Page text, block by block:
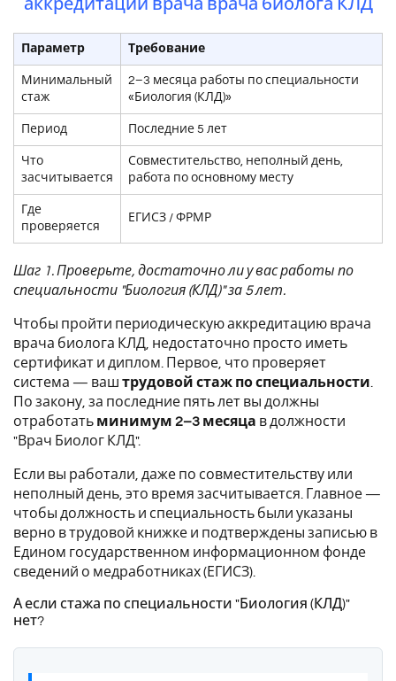
аккредитации врача врача биолога КЛД
Параметр Требование
Минимальный
стаж
2–3 месяца работы по специальности
«Биология (КЛД)»
Период Последние 5 лет
Что
засчитывается
Совместительство, неполный день,
работа по основному месту
Где
проверяется
ЕГИСЗ / ФРМР
Шаг 1. Проверьте, достаточно ли у вас работы по
специальности "Биология (КЛД)" за 5 лет.
Чтобы пройти периодическую аккредитацию врача
врача биолога КЛД, недостаточно просто иметь
сертификат и диплом. Первое, что проверяет
система — ваш трудовой стаж по специальности
По закону, за последние пять лет вы должны
отработать минимум 2–3 месяца в должности
"Врач Биолог КЛД".
Если вы работали, даже по совместительству или
неполный день, это время засчитывается. Главное —
чтобы должность и специальность были указаны
верно в трудовой книжке и подтверждены записью в
Едином государственном информационном фонде
сведений о медработниках (ЕГИСЗ).
А если стажа по специальности "Биология (КЛД)"
нет?